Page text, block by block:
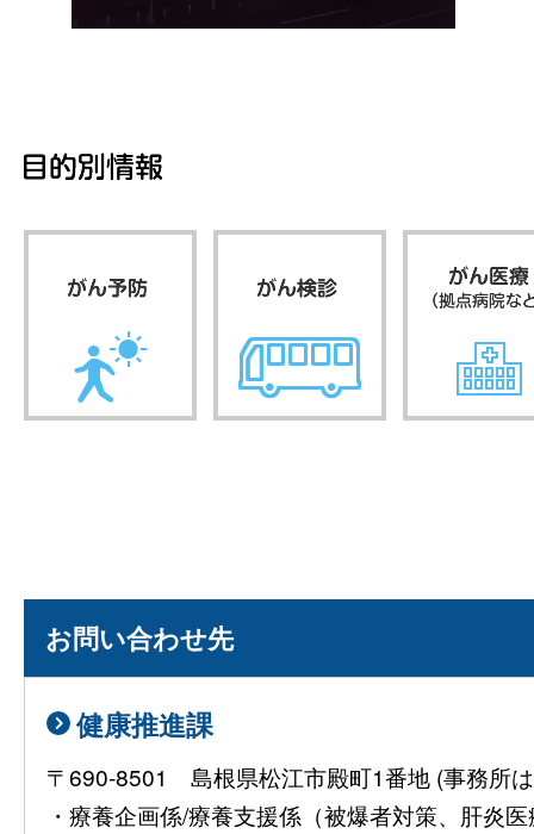
お問い合わせ先
健康推進課
〒690-8501 島根県松江市殿町1番地 (事務所
・療養企画係/療養支援係（被爆者対策、肝炎